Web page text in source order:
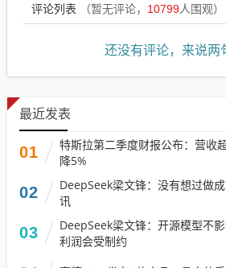
评论列表 （暂无评论， 10799人围观）
还没有评论，来说两
最近发表
01
特斯拉第二季度财报公布：营收
降5%
02
DeepSeek梁文锋：没有想过做
讯
03
DeepSeek梁文锋：开源模型不
利润会受制约